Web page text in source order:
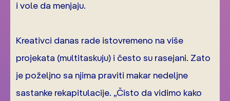
i vole da menjaju.
Kreativci danas rade istovremeno na više
projekata (multitaskuju) i često su rasejani. Zato
je poželjno sa njima praviti makar nedeljne
sastanke rekapitulacije. „Čisto da vidimo kako